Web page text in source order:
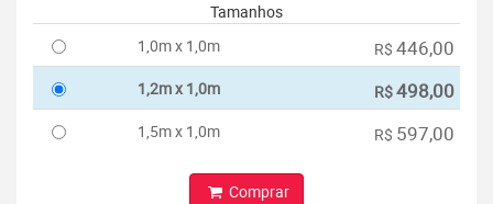
Tamanhos
1,0m x 1,0m
R$ 446,00
1,2m x 1,0m R$498,00
1,5m x 1,0m R$ 597,00
Comprar